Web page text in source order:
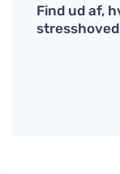
Find ud af,